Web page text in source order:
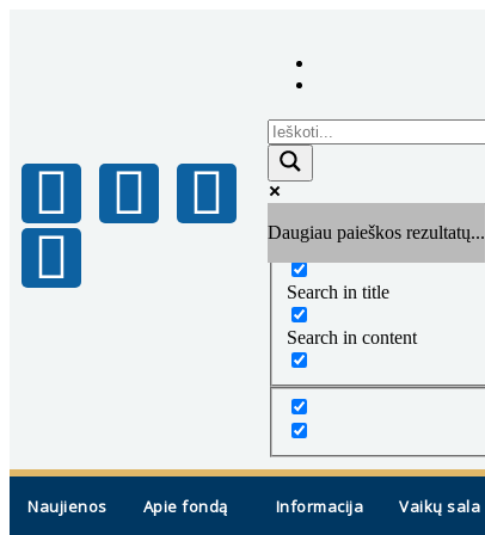
Daugiau paieškos rezultatų...
Exact matches only
Search in title
Search in content
Naujienos Apie fondą Informacija Vaikų sala